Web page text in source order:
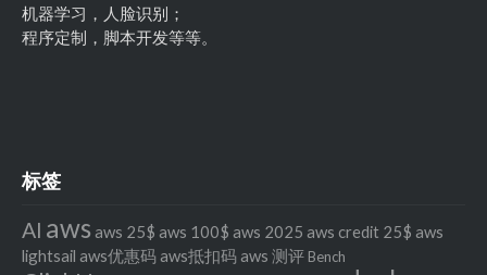
机器学习，人脸识别；
程序定制，脚本开发等等。
标签
AI aws aws 25$ aws 100$ aws 2025 aws credit 25$ aws
lightsail aws优惠码 aws抵扣码 aws 测评 Bench